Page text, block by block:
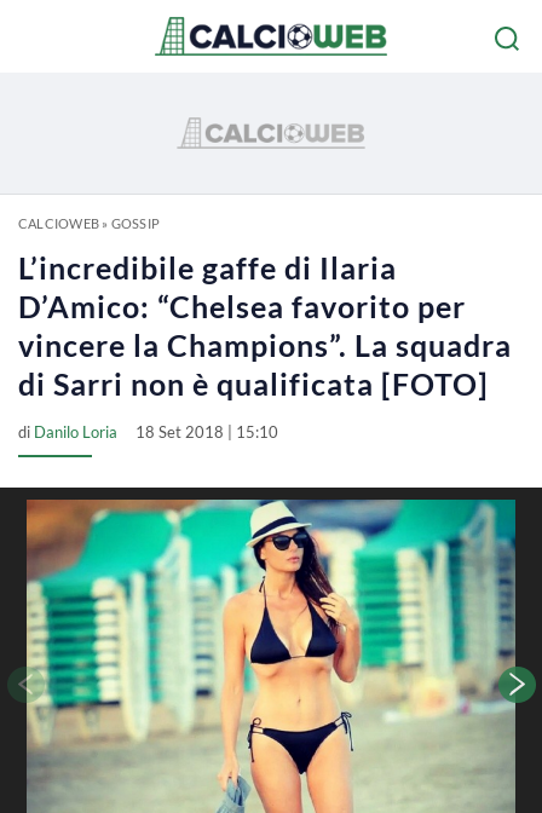
CALCIOWEB» GOSSIP
L’incredibile gaffe di Ilaria
D’Amico: “Chelsea favorito per
vincere la Champions”. La squadra
di Sarri non è qualificata [FOTO]
di Danilo Loria 18 Set 2018 | 15:10